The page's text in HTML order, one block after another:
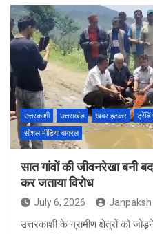
ce
b
o
o
k
tt
er
at
s
A
p
p
er
es
t
उत्तरकाशी उत्तराखंड खबर हटकर
सोशल मीडिया वायरल
सात गांवों की जीवनरेखा बनी
कर जताया विरोध
July 6, 2026
उत्तरकाशी के ग्रामीण क्षेत्रों को